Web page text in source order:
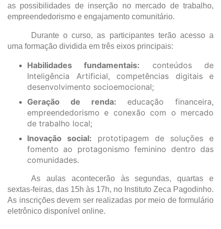
as possibilidades de inserção no mercado de trabalho,
empreendedorismo e engajamento comunitário.
Durante o curso, as participantes terão acesso a
uma formação dividida em três eixos principais:
Habilidades fundamentais: conteúdos de
Inteligência Artificial, competências digitais e
desenvolvimento socioemocional;
Geração de renda: educação financeira,
empreendedorismo e conexão com o mercado
de trabalho local;
Inovação social: prototipagem de soluções e
fomento ao protagonismo feminino dentro das
comunidades.
As aulas acontecerão às segundas, quartas e
sextas-feiras, das 15h às 17h, no Instituto Zeca Pagodinho.
As inscrições devem ser realizadas por meio de formulário
eletrônico disponível online.